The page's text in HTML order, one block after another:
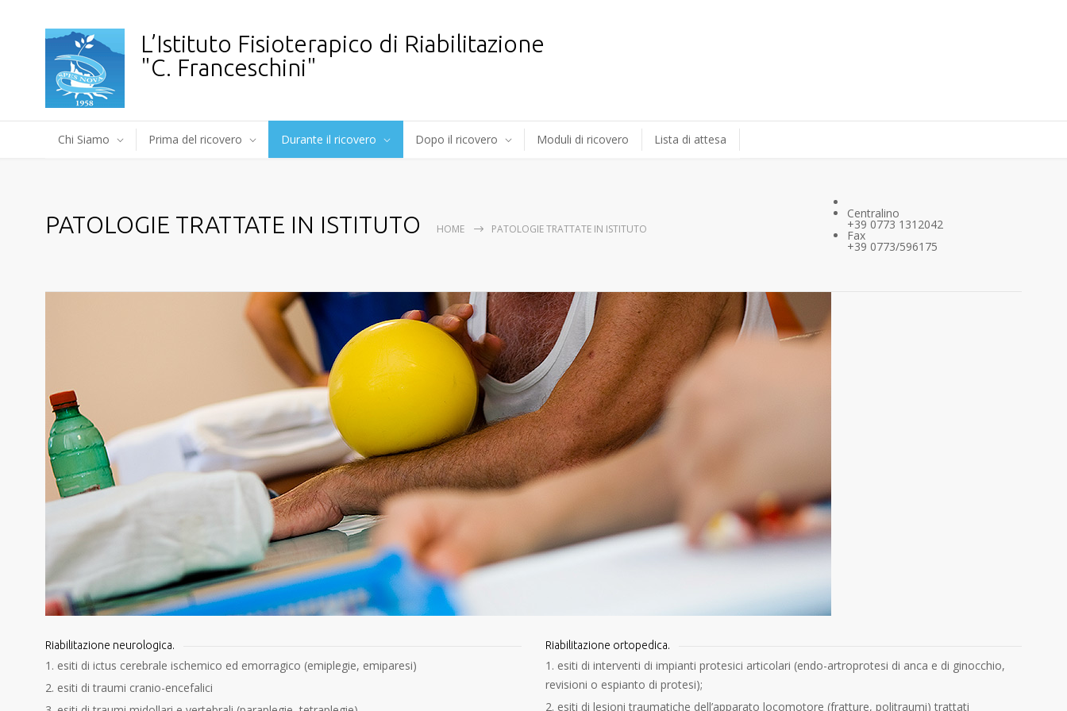
L’Istituto Fisioterapico di Riabilitazione
"C. Franceschini"
Chi Siamo Prima del ricovero Durante il ricovero Dopo il ricovero Moduli di ricovero Lista di attesa
PATOLOGIE TRATTATE IN ISTITUTO HOME PATOLOGIE TRATTATE IN ISTITUTO
Centralino
+39 0773 1312042
Fax
+39 0773/596175
Riabilitazione neurologica.
esiti di ictus cerebrale ischemico ed emorragico (emiplegie, emiparesi)
esiti di traumi cranio-encefalici
Riabilitazione ortopedica.
esiti di interventi di impianti protesici articolari (endo-artroprotesi di anca e di ginocchio,
revisioni o espianto di protesi);
esiti di lesioni traumatiche dell’apparato locomotore (fratture, politraumi) trattati